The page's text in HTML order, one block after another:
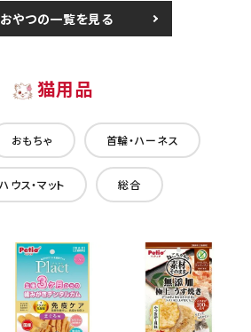
やつの一覧を見る
猫用品
おもちゃ 首輪・ハーネス
ウス・マット 総合